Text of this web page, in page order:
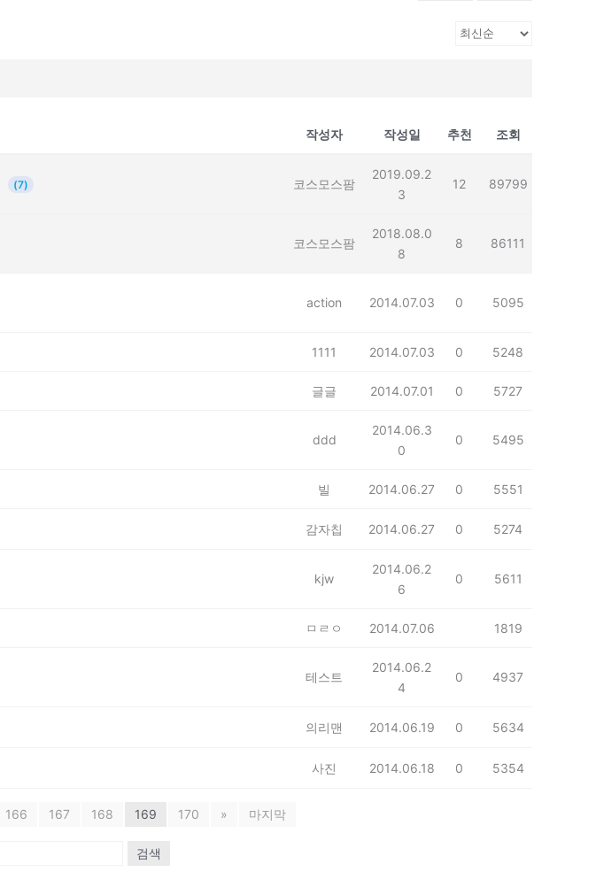
작성자 작성일 추천 조회
(7) 코스모스팜
2019.09.2
3
12 89799
코스모스팜
2018.08.0
8
8 86111
action 2014.07.03 0 5095
1111 2014.07.03 0 5248
글글 2014.07.01 0 5727
ddd
2014.06.3
0
0 5495
빌 2014.06.27 0 5551
감자칩 2014.06.27 0 5274
kjw
2014.06.2
6
0 5611
ㅁㄹㅇ 2014.07.06 1819
테스트
2014.06.2
4
0 4937
의리맨 2014.06.19 0 5634
사진 2014.06.18 0 5354
166 167 168 169 170 » 마지막
검색